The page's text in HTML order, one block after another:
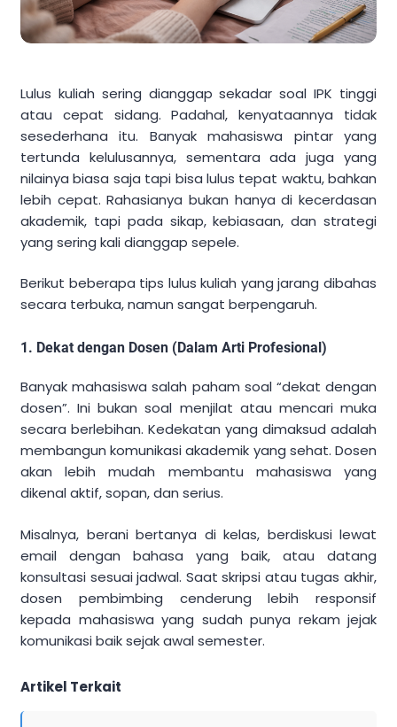
Lulus kuliah sering dianggap sekadar soal IPK tinggi
atau cepat sidang. Padahal, kenyataannya tidak
sesederhana itu. Banyak mahasiswa pintar yang
tertunda kelulusannya, sementara ada juga yang
nilainya biasa saja tapi bisa lulus tepat waktu, bahkan
lebih cepat. Rahasianya bukan hanya di kecerdasan
akademik, tapi pada sikap, kebiasaan, dan strategi
yang sering kali dianggap sepele.
Berikut beberapa tips lulus kuliah yang jarang dibahas
secara terbuka, namun sangat berpengaruh.
1. Dekat dengan Dosen (Dalam Arti Profesional)
Banyak mahasiswa salah paham soal “dekat dengan
dosen”. Ini bukan soal menjilat atau mencari muka
secara berlebihan. Kedekatan yang dimaksud adalah
membangun komunikasi akademik yang sehat. Dosen
akan lebih mudah membantu mahasiswa yang
dikenal aktif, sopan, dan serius.
Misalnya, berani bertanya di kelas, berdiskusi lewat
email dengan bahasa yang baik, atau datang
konsultasi sesuai jadwal. Saat skripsi atau tugas akhir,
dosen pembimbing cenderung lebih responsif
kepada mahasiswa yang sudah punya rekam jejak
komunikasi baik sejak awal semester.
Artikel Terkait